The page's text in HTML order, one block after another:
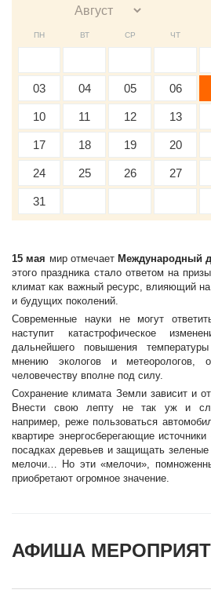
ПН ВТ СР ЧТ
03 04 05 06
10 11 12 13
17 18 19 20
24 25 26 27
31
15 мая мир отмечает Международный
этого праздника стало ответом на
климат как важный ресурс, влияющий
и будущих поколений.
Современные науки не могут
наступит катастрофическое
дальнейшего повышения
мнению экологов и метеорологов,
человечеству вполне под силу.
Сохранение климата Земли зависит и
Внести свою лепту не так уж и
например, реже пользоваться
квартире энергосберегающие
посадках деревьев и защищать
мелочи… Но эти «мелочи»,
приобретают огромное значение.
АФИША